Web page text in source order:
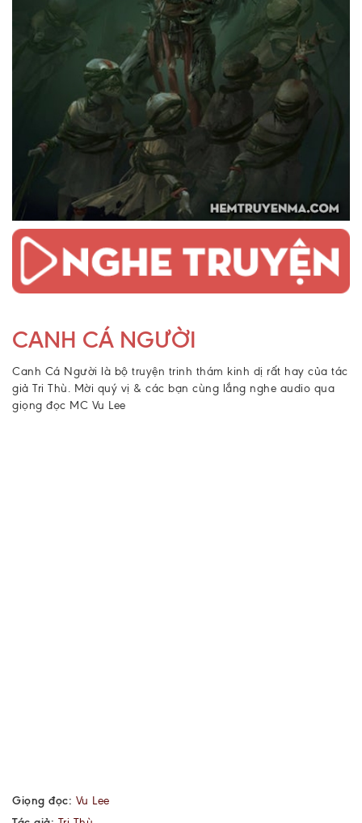
CANH CÁ NGƯỜI
Canh Cá Người là bộ truyện trinh thám kinh dị rất hay của tác
giả Tri Thù. Mời quý vị & các bạn cùng lắng nghe audio qua
giọng đọc MC Vu Lee
Giọng đọc: Vu Lee